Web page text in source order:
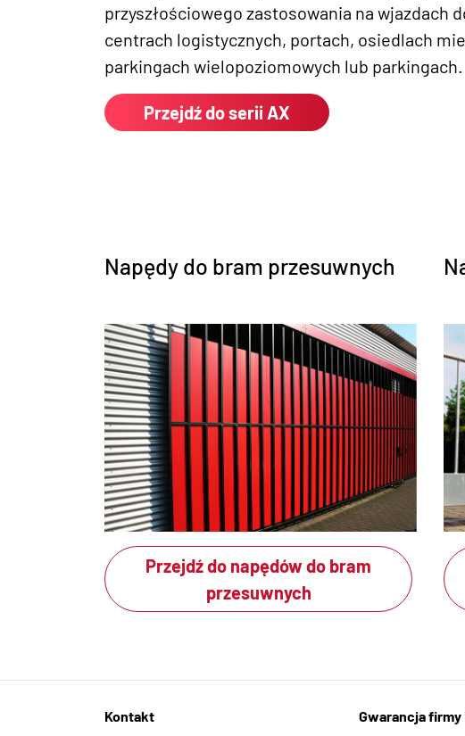
przyszłościowego zastosowania na wjazdach
centrach logistycznych, portach, osiedlach
parkingach wielopoziomowych lub parkingach.
Przejdź do serii AX
Napędy do bram przesuwnych
Przejdź do napędów do bram
przesuwnych
Kontakt Gwarancja firmy